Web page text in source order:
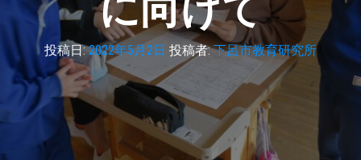
投稿日:2022年5月2日 投稿者:下呂市教育研究所